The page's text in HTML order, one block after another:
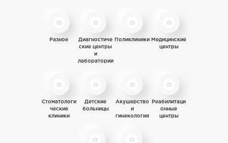
Разное
Диагностиче
ские центры
и
лаборатории
Поликлиники
Медицинские
центры
Стоматологи
ческие
клиники
Детские
больницы
Акушерство
и
гинекология
Реабилитаци
онные
центры